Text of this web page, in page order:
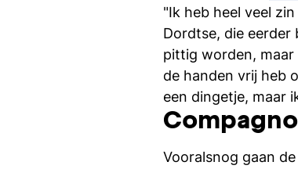
"Ik heb heel veel
Dordtse, die eerder
pittig worden, maar
de handen vrij heb
een dingetje, maar
Vooralsnog gaan